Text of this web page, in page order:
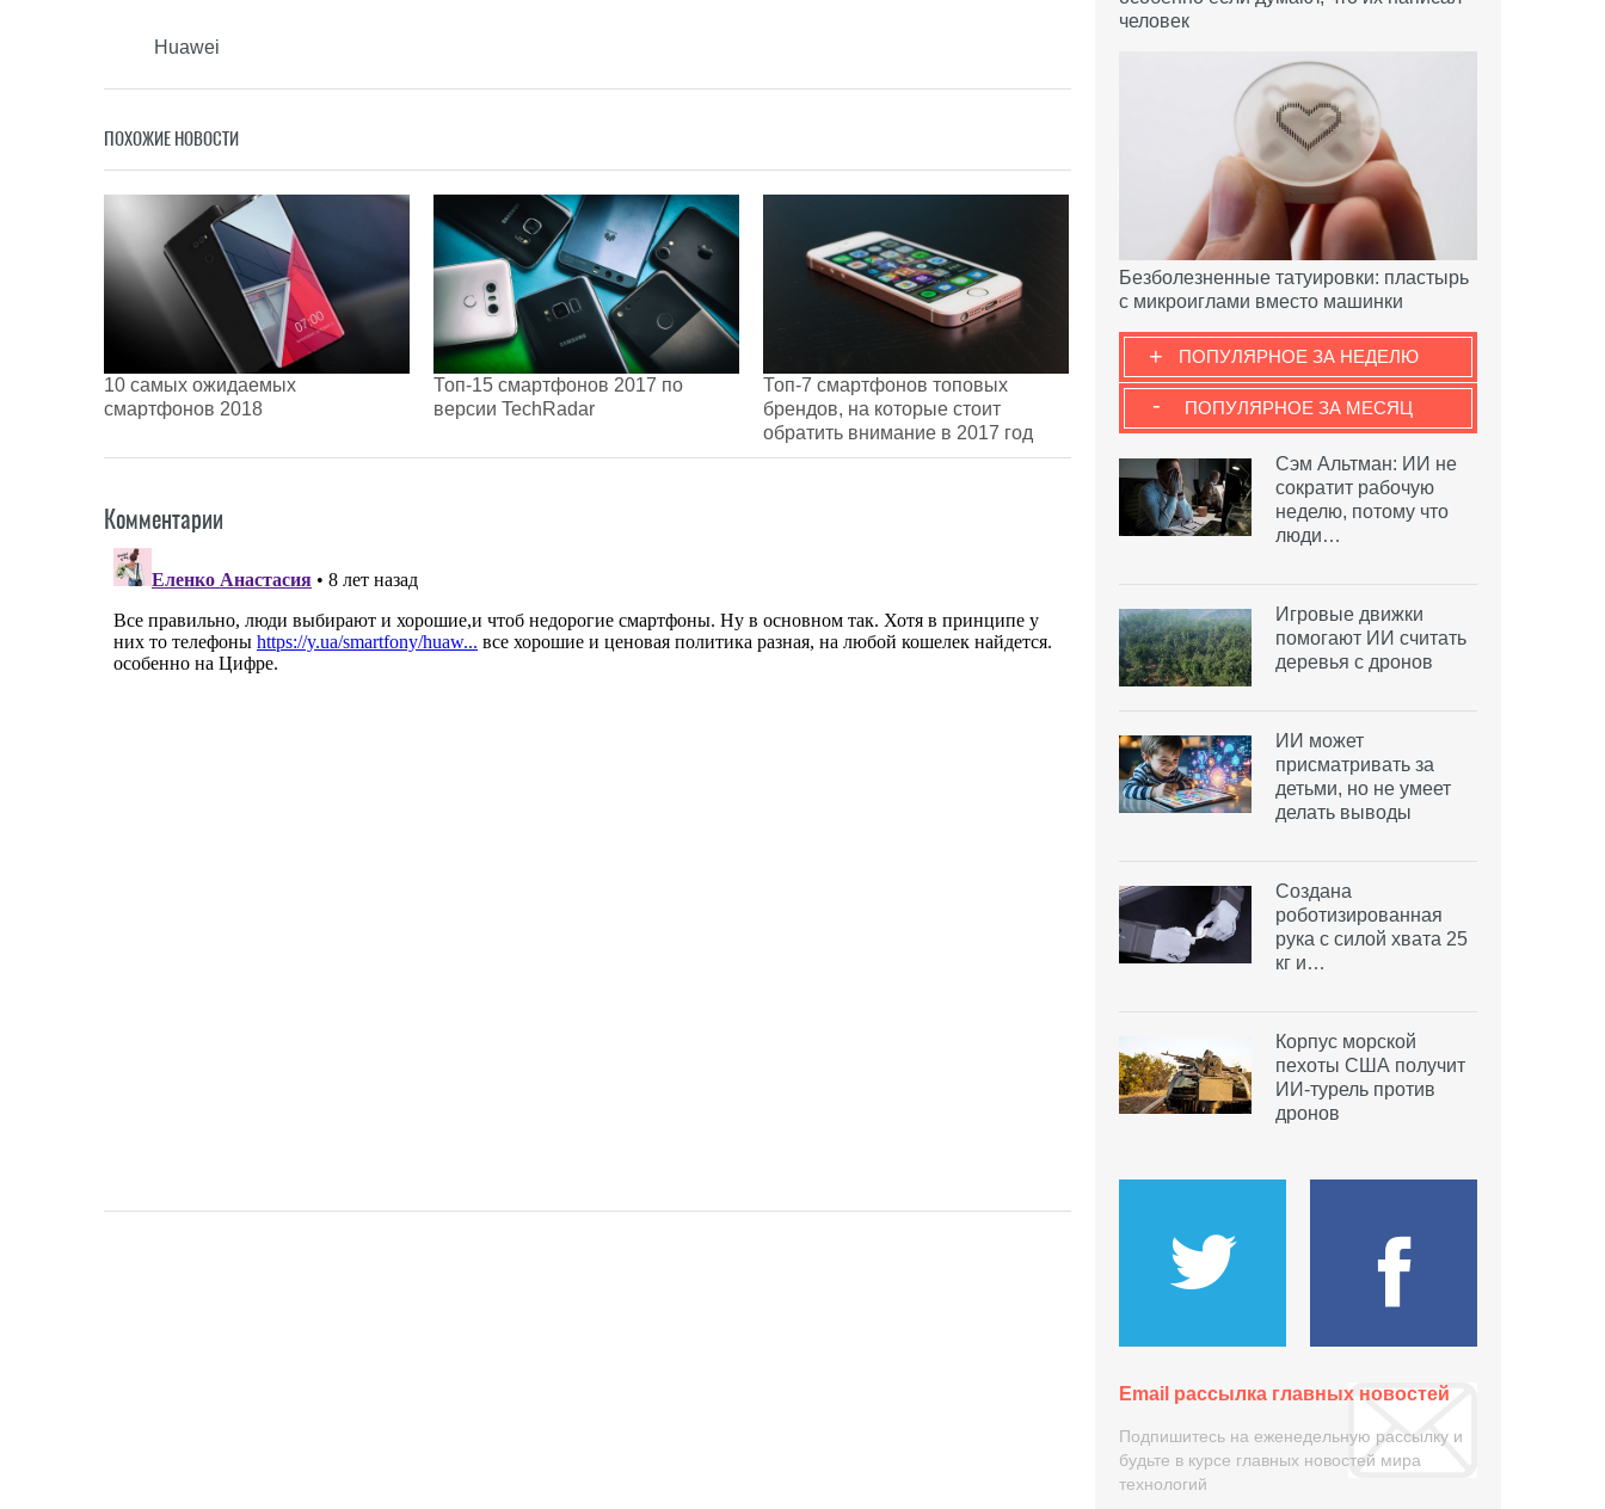
Huawei
ПОХОЖИЕ НОВОСТИ
10 самых ожидаемых
смартфонов 2018
Топ-15 смартфонов 2017 по
версии TechRadar
Топ-7 смартфонов топовых
брендов, на которые стоит
обратить внимание в 2017 год
Комментарии
человек
Безболезненные татуировки: пластырь
с микроиглами вместо машинки
ПОПУЛЯРНОЕ ЗА НЕДЕЛЮ
+
ПОПУЛЯРНОЕ ЗА МЕСЯЦ
-
Сэм Альтман: ИИ не
сократит рабочую
неделю, потому что
люди…
Игровые движки
помогают ИИ считать
деревья с дронов
ИИ может
присматривать за
детьми, но не умеет
делать выводы
Создана
роботизированная
рука с силой хвата 25
кг и…
Корпус морской
пехоты США получит
ИИ-турель против
дронов
Email рассылка главных новостей
Подпишитесь на еженедельную рассылку и
будьте в курсе главных новостей мира
технологий